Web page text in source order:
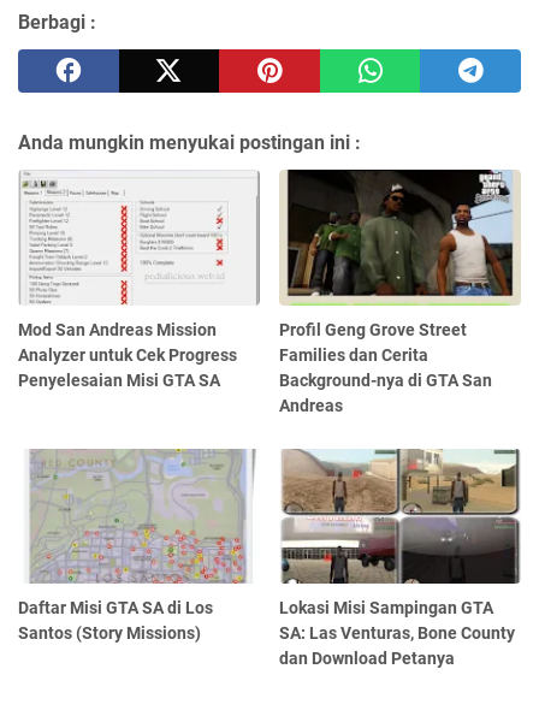
Berbagi :
Anda mungkin menyukai postingan ini :
Mod San Andreas Mission
Analyzer untuk Cek Progress
Penyelesaian Misi GTA SA
Profil Geng Grove Street
Families dan Cerita
Background-nya di GTA San
Andreas
Daftar Misi GTA SA di Los
Santos (Story Missions)
Lokasi Misi Sampingan GTA
SA: Las Venturas, Bone County
dan Download Petanya